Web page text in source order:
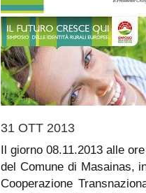
31 OTT 2013
Il giorno 08.11.2013 alle
del Comune di Masainas,
Cooperazione